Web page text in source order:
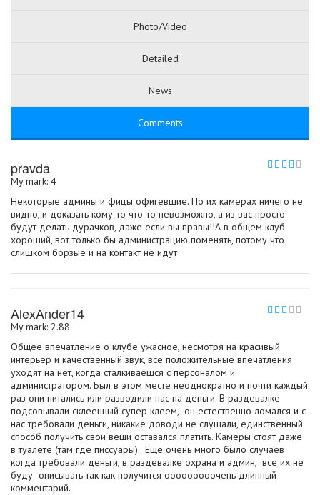
Photo/Video
Detailed
News
Comments
pravda
My mark: 4
Некоторые админы и фицы офигевшие. По их камерах ничего не
видно, и доказать кому-то что-то невозможно, а из вас просто
будут делать дурачков, даже если вы правы!!А в общем клуб
хороший, вот только бы администрацию поменять, потому что
слишком борзые и на контакт не идут
AlexAnder14
My mark: 2.88
Общее впечатление о клубе ужасное, несмотря на красивый
интерьер и качественный звук, все положительные впечатления
уходят на нет, когда сталкиваешся с персоналом и
администратором. Был в этом месте неоднократно и почти каждый
раз они питались или разводили нас на деньги. В раздевалке
подсовывали склеенный супер клеем, он естественно ломался и с
нас требовали деньги, никакие доводи не слушали, единственный
способ получить свои вещи оставался платить. Камеры стоят даже
в туалете (там где писсуары). Еще очень много было случаев
когда требовали деньги, в раздевалке охрана и админ, все их не
буду описывать так как получится ооооооооочень длинный
комментарий.